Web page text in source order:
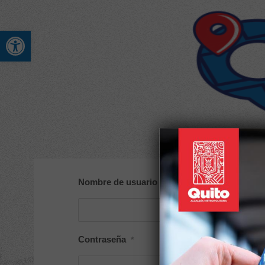
Abrir barra de
Nombre de usuario o correo electrónico
Contraseña *